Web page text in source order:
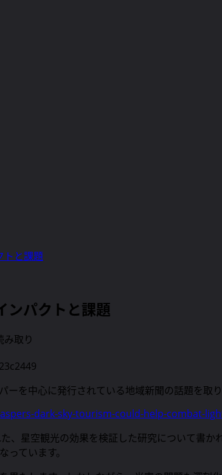
トと課題
ンパクトと課題
み取り
ーを中心に発行されている地域新聞の話題を取り
dark-sky-tourism-could-help-combat-
、星空観光の効果を検証した研究について書か
ています。